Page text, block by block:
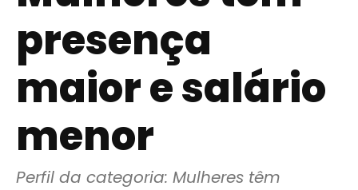
presença
maior e salário
menor
Perfil da categoria: Mulheres têm